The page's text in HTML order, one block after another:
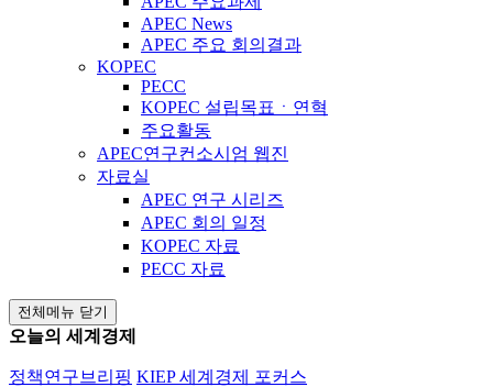
APEC News
APEC 주요 회의결과
KOPEC
PECC
KOPEC 설립목표ㆍ연혁
주요활동
APEC연구컨소시엄 웹진
자료실
APEC 연구 시리즈
APEC 회의 일정
KOPEC 자료
PECC 자료
전체메뉴 닫기
오늘의 세계경제
정책연구브리핑 KIEP 세계경제 포커스